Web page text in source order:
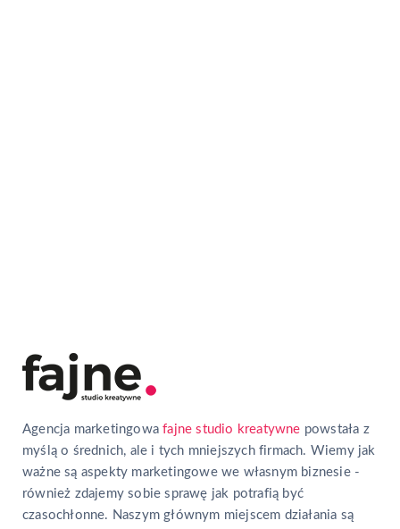
Agencja marketingowafajne studio kreatywne powstała z
myślą o średnich, ale i tych mniejszych firmach. Wiemy jak
ważne są aspekty marketingowe we własnym biznesie -
również zdajemy sobie sprawę jak potrafią być
czasochłonne. Naszym głównym miejscem działania są